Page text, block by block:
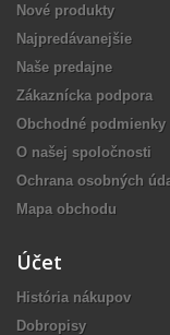
Nové produkty
Najpredávanejšie
Naše predajne
Zákaznícka podpora
Obchodné podmienky
O našej spoločnosti
Ochrana osobných
Mapa obchodu
Účet
História nákupov
Dobropisy